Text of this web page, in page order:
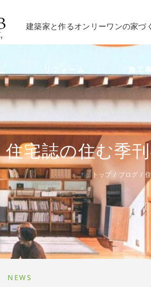
建築家と作るオンリーワンの家づ
リフォーム 施工
住宅誌の住む季
トップ ブログ
NEWS